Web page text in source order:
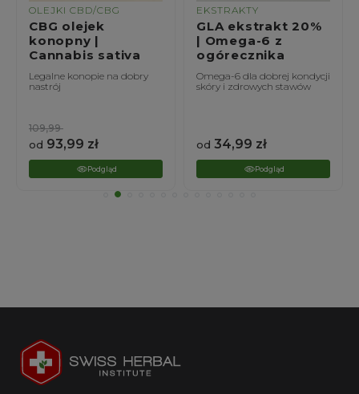
OLEJKI CBD/CBG
CBG olejek
konopny |
Cannabis sativa
Legalne konopie na dobry
nastrój
od 93,99 zł
109,99
Podgląd
EKSTRAKTY
GLA ekstrakt 20%
| Omega-6 z
ogórecznika
Omega-6 dla dobrej kondycji
skóry i zdrowych stawów
od 34,99 zł
Podgląd